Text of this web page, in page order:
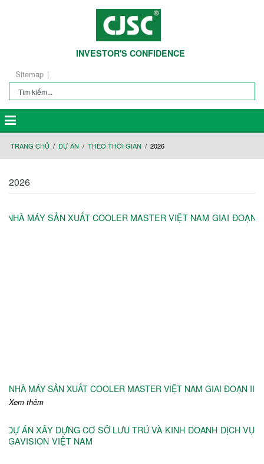
INVESTOR'S CONFIDENCE
Sitemap
TRANG CHỦ DỰ ÁN THEO THỜI GIAN 2026
2026
NHÀ MÁY SẢN XUẤT COOLER MASTER VIỆT NAM GIAI ĐOẠN II
Xem thêm